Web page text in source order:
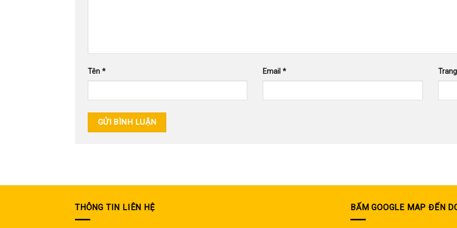
Tên * Email*
THÔNG TIN LIÊN HỆ BẤM GOOGLE MAP ĐẾN